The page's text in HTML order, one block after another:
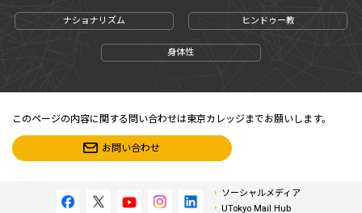
ナショナリズム ヒンドゥー教
身体性
このページの内容に関する問い合わせは東京カレッジまでお願いします。
お問い合わせ
ソーシャルメディア
UTokyo Mail Hub